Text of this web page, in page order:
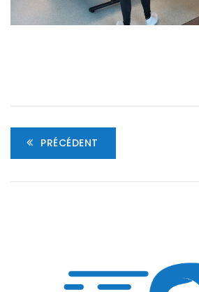
PRÉCÉDENT